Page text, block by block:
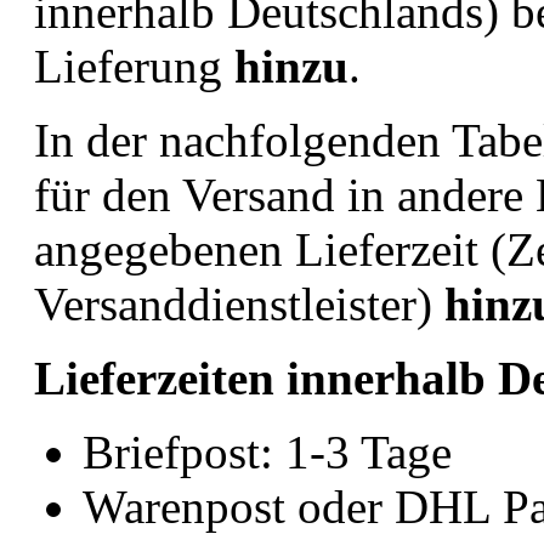
innerhalb Deutschlands)
Lieferung hinzu.
In der nachfolgenden
für den Versand in
angegebenen Lieferzeit
Versanddienstleister)
Lieferzeiten innerhalb
Briefpost: 1-3 Tage
Warenpost oder DHL